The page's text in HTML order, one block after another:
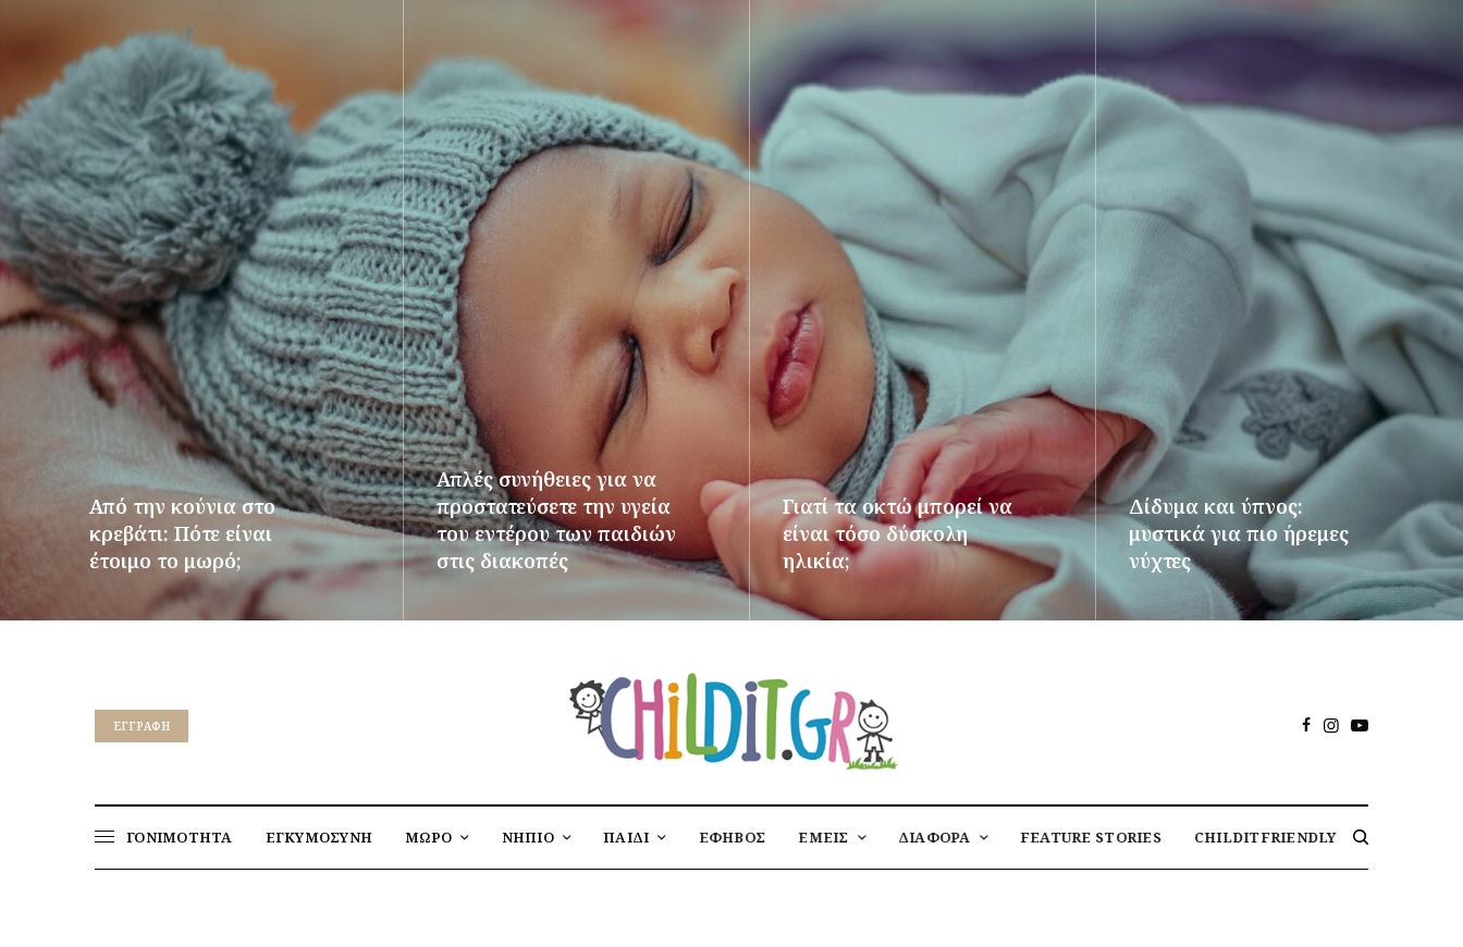
Από την κούνια στο
κρεβάτι: Πότε είναι
έτοιμο το μωρό;
Απλές συνήθειες για να
προστατεύσετε την υγεία
του εντέρου των παιδιών
στις διακοπές
Γιατί τα οκτώ μπορεί να
είναι τόσο δύσκολη
ηλικία;
ΠΕΡΙΣΣΌΤΕΡΑ
Δίδυμα και ύπνος:
μυστικά για πιο ήρεμες
νύχτες
ΠΕΡΙΣΣΌΤΕΡΑ
EΓΓΡΑΦΉ
ΓΟΝΙΜΟΤΗΤΑ ΕΓΚΥΜΟΣΥΝΗ ΜΩΡΟ ΝΗΠΙΟ ΠΑΙΔΙ ΕΦΗΒΟΣ ΕΜΕΙΣ ΔΙΑΦΟΡΑ FEATURE STORIES CHILDITFRIENDLY